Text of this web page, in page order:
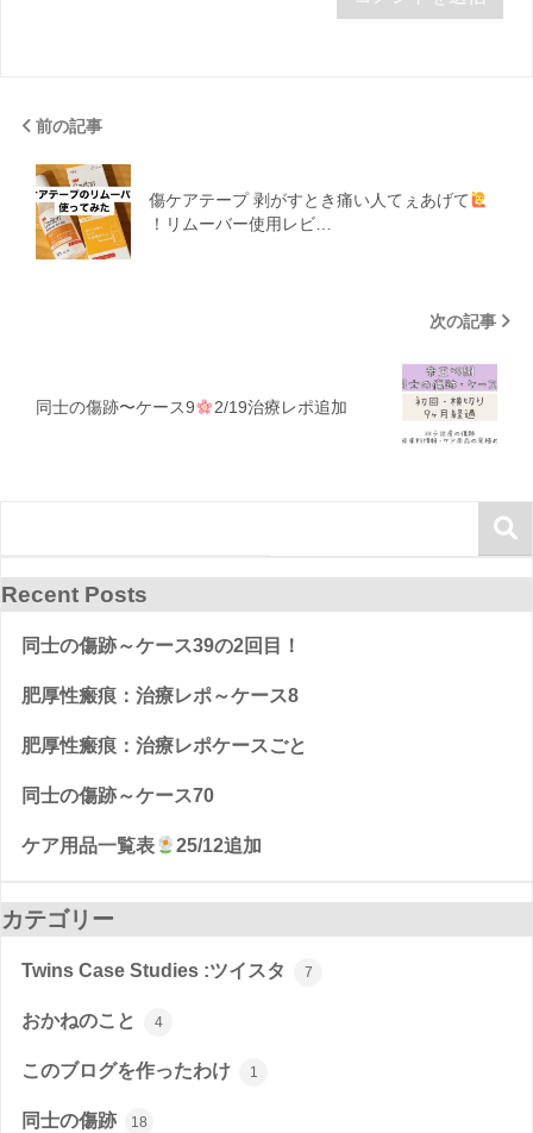
前の記事
傷ケアテープ 剥がすとき痛い人てぇあげて
！リムーバー使用レビ…
次の記事
同士の傷跡〜ケース9 2/19治療レポ追加
Recent Posts
同士の傷跡～ケース39の2回目！
肥厚性瘢痕：治療レポ～ケース8
肥厚性瘢痕：治療レポケースごと
同士の傷跡～ケース70
ケア用品一覧表 25/12追加
カテゴリー
Twins Case Studies :ツイスタ 7
おかねのこと 4
このブログを作ったわけ 1
同士の傷跡 18